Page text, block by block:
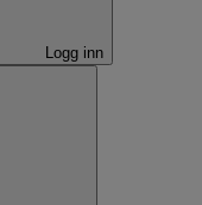
Logg inn